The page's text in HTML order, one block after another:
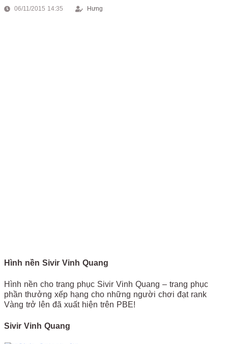
06/11/2015 14:35 Hưng
Hình nền Sivir Vinh Quang
Hình nền cho trang phục Sivir Vinh Quang – trang phục
phần thưởng xếp hạng cho những người chơi đạt rank
Vàng trở lên đã xuất hiện trên PBE!
Sivir Vinh Quang